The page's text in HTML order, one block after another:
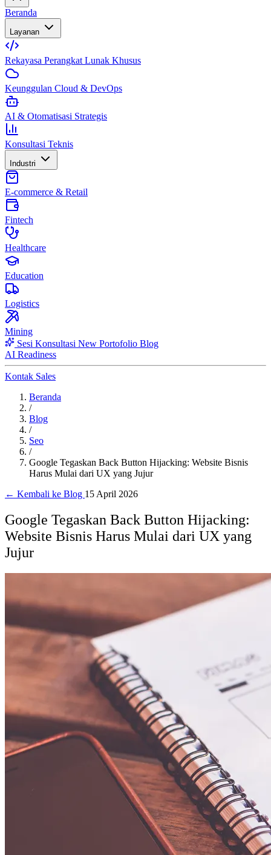
Beranda
Layanan
Rekayasa Perangkat Lunak Khusus
Keunggulan Cloud & DevOps
AI & Otomatisasi Strategis
Konsultasi Teknis
Industri
E-commerce & Retail
Fintech
Healthcare
Education
Logistics
Mining
Sesi Konsultasi New Portofolio Blog
AI Readiness
Kontak Sales
Beranda
/
Blog
/
Seo
/
Google Tegaskan Back Button Hijacking: Website Bisnis
Harus Mulai dari UX yang Jujur
← Kembali ke Blog 15 April 2026
Google Tegaskan Back Button Hijacking:
Website Bisnis Harus Mulai dari UX yang
Jujur